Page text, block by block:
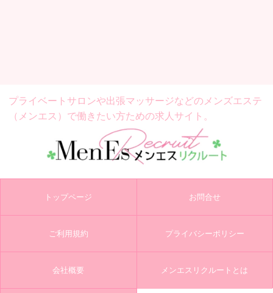
プライベートサロンや出張マッサージなどの メンズエステ
（メンエス）で働きたい方ための求人サイト。
トップページ お問合せ
ご利用規約 プライバシーポリシー
会社概要 メンエスリクルートとは